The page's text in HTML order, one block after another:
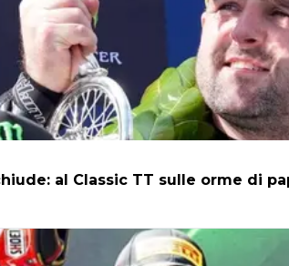
al Classic TT sulle orme di